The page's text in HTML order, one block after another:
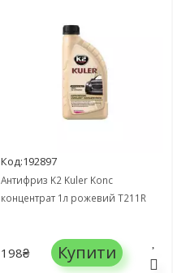
Код:192897
Антифриз K2 Kuler Konc
концентрат 1л рожевий T211R
198₴ Купити